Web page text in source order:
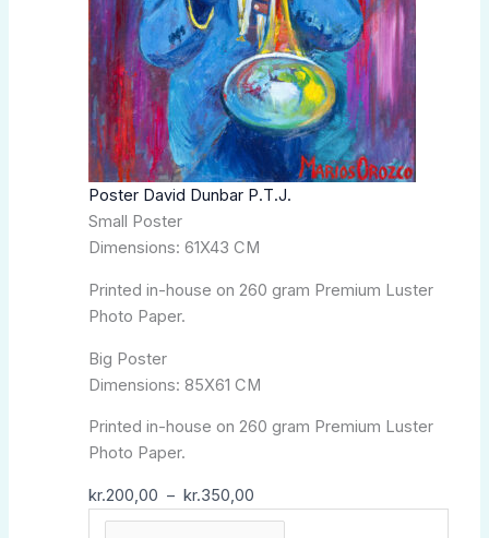
Poster David Dunbar P.T.J.
Small Poster
Dimensions: 61X43 CM
Printed in-house on 260 gram Premium Luster
Photo Paper.
Big Poster
Dimensions: 85X61 CM
Printed in-house on 260 gram Premium Luster
Photo Paper.
kr.200,00 – kr.350,00
page
du
produit